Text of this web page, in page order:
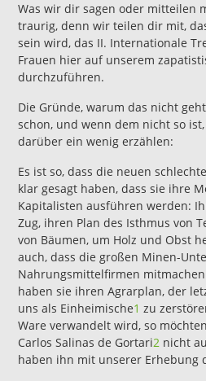
Was wir dir sagen oder mitteilen
traurig, denn wir teilen dir mit,
sein wird, das II. Internationale
Frauen hier auf unserem
durchzuführen.
Die Gründe, warum das nicht
schon, und wenn dem nicht so
darüber ein wenig erzählen:
Es ist so, dass die neuen
klar gesagt haben, dass sie ihre
Kapitalisten ausführen werden:
Zug, ihren Plan des Isthmus von
von Bäumen, um Holz und Obst
auch, dass die großen Minen-
Nahrungsmittelfirmen
haben sie ihren Agrarplan, der
uns als Einheimische1 zu
Ware verwandelt wird, so
Carlos Salinas de Gortari2 nicht
haben ihn mit unserer Erhebung